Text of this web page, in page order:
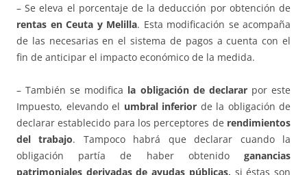
– Se eleva el porcentaje de la deducción por obtención de
rentas en Ceuta y Melilla. Esta modificación se acompaña
de las necesarias en el sistema de pagos a cuenta con el
fin de anticipar el impacto económico de la medida.
– También se modifica la obligación de declararpor este
Impuesto, elevando el umbral inferior de la obligación de
declarar establecido para los perceptores de rendimientos
del trabajo. Tampoco habrá que declarar cuando la
obligación partía de haber obtenido ganancias
patrimoniales derivadas de ayudas públicas, si éstas son